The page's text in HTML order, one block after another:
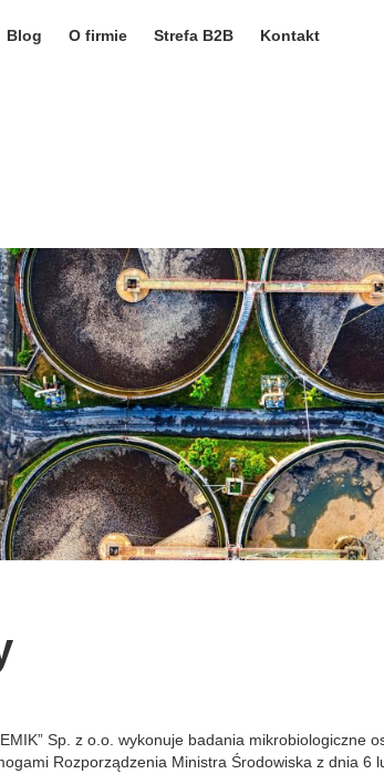
Blog O firmie Strefa B2B Kontakt
Sp. z o.o. wykonuje badania mikrobiologiczne
Rozporządzenia Ministra Środowiska z dnia 6